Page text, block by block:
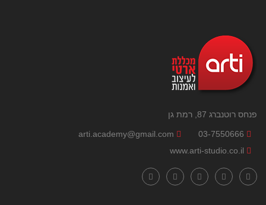
פנחס רוטנברג 87, רמת גן
03-7550666
arti.academy@gmail.com
www.arti-studio.co.il